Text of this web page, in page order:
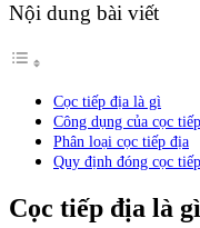
Nội dung bài viết
Cọc tiếp địa là gì
Công dụng của cọc
Phân loại cọc tiếp địa
Quy định đóng cọc
Cọc tiếp địa là gì